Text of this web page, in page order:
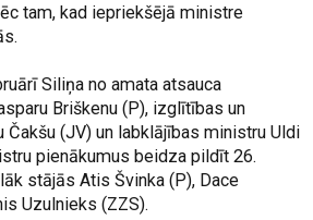
tam, kad iepriekšējā ministre
Siliņa no amata atsauca
Briškenu (P), izglītības un
(JV) un labklājības ministru Uldi
pienākumus beidza pildīt 26.
stājās Atis Švinka (P), Dace
Uzulnieks (ZZS).